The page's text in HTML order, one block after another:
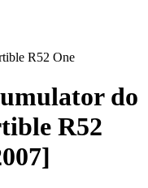
R52 One
do
R52